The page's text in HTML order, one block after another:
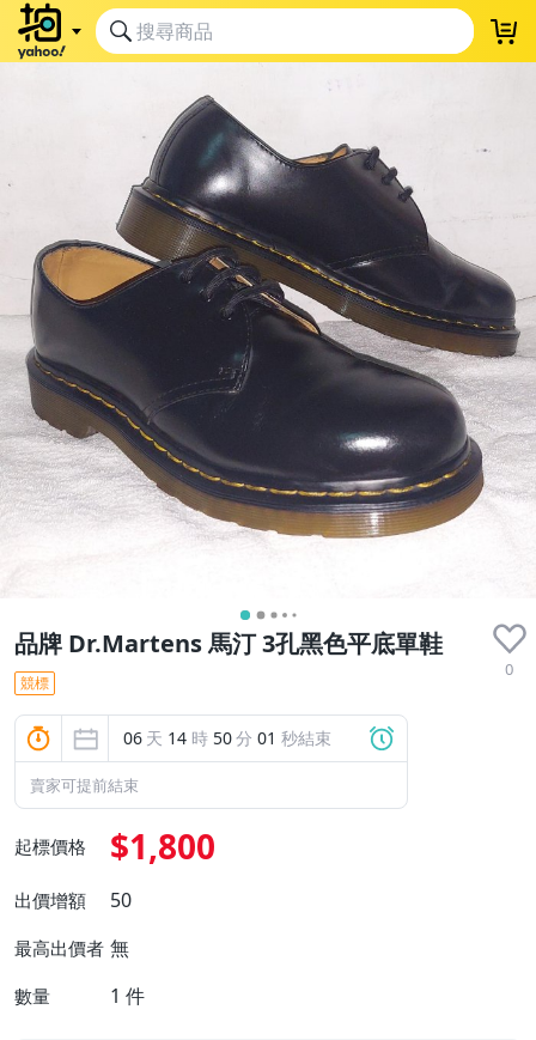
品牌 Dr.Martens 馬汀 3孔黑色平底單鞋
0
競標
06 天 14 時 50分 00 秒結束
賣家可提前結束
起標價格 $1,800
出價增額 50
最高出價者 無
數量 1 件